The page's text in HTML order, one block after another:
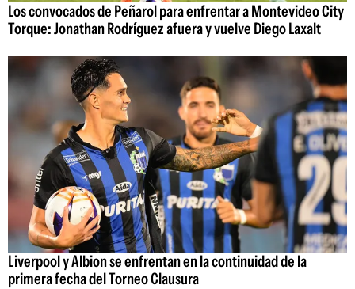
Los convocados de Peñarol para enfrentar a Montevideo City
Torque: Jonathan Rodríguez afuera y vuelve Diego Laxalt
Liverpool y Albion se enfrentan en la continuidad de la
primera fecha del Torneo Clausura